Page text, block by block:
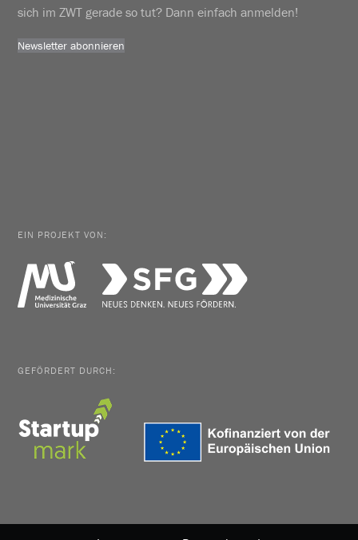
sich im ZWT gerade so tut? Dann einfach anmelden!
Newsletter abonnieren
EIN PROJEKT VON:
GEFÖRDERT DURCH: